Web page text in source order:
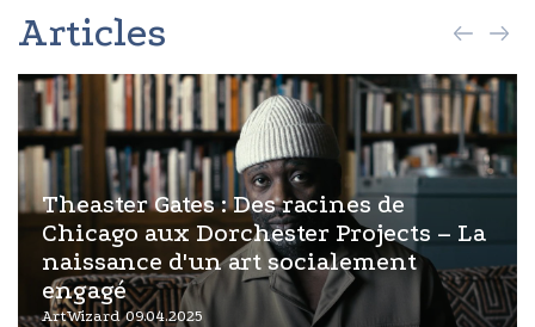
Articles
Theaster Gates : Des racines de
Chicago aux Dorchester Projects – La
naissance d'un art socialement
engagé
ArtWizard 09.04.2025